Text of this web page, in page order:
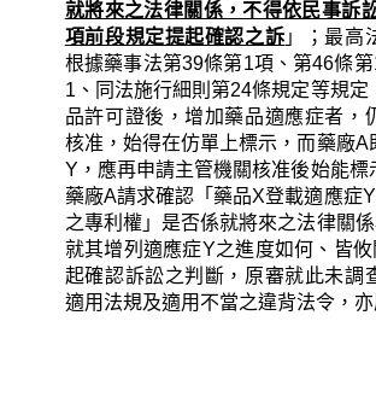
就將來之法律關係，不得依民事訴
項前段規定提起確認之訴 」；最高
根據藥事法第39條第1項、第46條第
1 、同法施行細則第24條規定等規定
品許可證後，增加藥品適應症者，
核准，始得在仿單上標示，而藥廠A
Y ，應再申請主管機關核准後始能標
藥廠A請求確認「藥品X登載適應症Y
之專利權」是否係就將來之法律關
就其增列適應症Y之進度如何、皆
起確認訴訟之判斷，原審就此未調
適用法規及適用不當之違背法令，亦